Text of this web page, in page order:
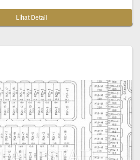
Lihat Detail